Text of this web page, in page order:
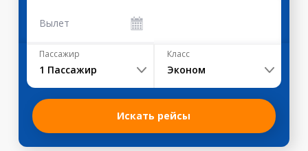
Вылет
Пассажир
1 Пассажир
Класс
Эконом
Искать рейсы